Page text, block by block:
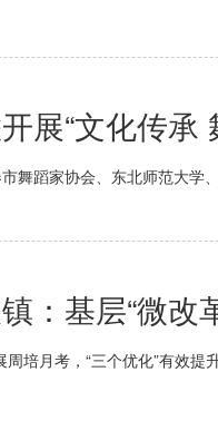
展“文化传承
舞蹈家协会、东北师范大学
：基层“微改
培月考，“三个优化”有效提